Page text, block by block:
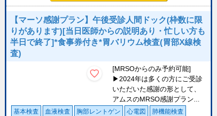
【マーソ感謝プラン】午後受診人間ドック(枠数に限
りがあります)[当日医師からの説明あり・忙しい方も
半日で終了]*食事券付き*胃バリウム検査(胃部X線検
査)
[MRSOからのみ予約可能]
▶2024年は多くの方にご受診
いただいた感謝の形として、
アムスのMRSO感謝プラン...
基本検査 血液検査 胸部レントゲン 心電図
肺機能検査